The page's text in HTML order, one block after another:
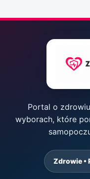
Portal o
wyborach, które
Zdrowie •